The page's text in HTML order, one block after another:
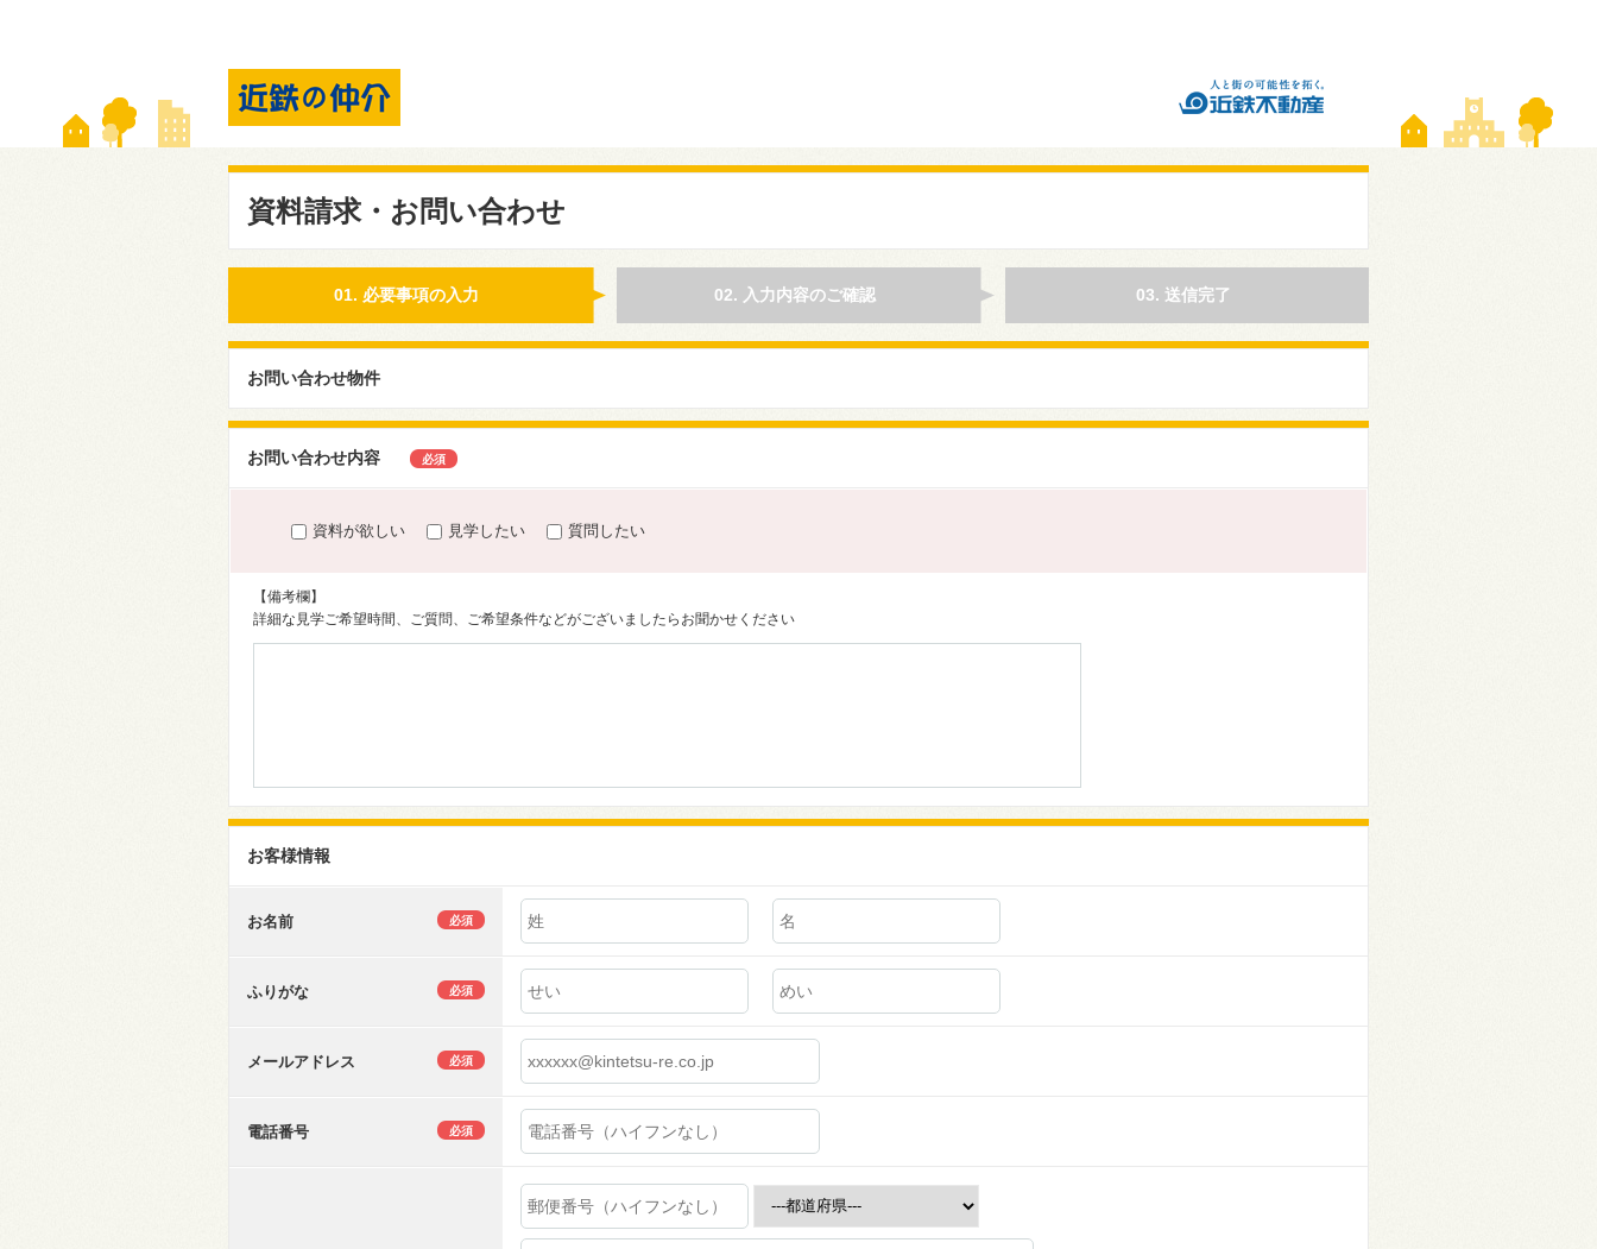
資料請求・お問い合わせ
01. 必要事項の入力 02. 入力内容のご確認 03. 送信完了
お問い合わせ物件
お問い合わせ内容 必須
資料が欲しい 見学したい 質問したい
【備考欄】
詳細な見学ご希望時間、ご質問、ご希望条件などがございましたらお聞かせください
お客様情報
お名前 必須
ふりがな 必須
メールアドレス 必須
電話番号 必須